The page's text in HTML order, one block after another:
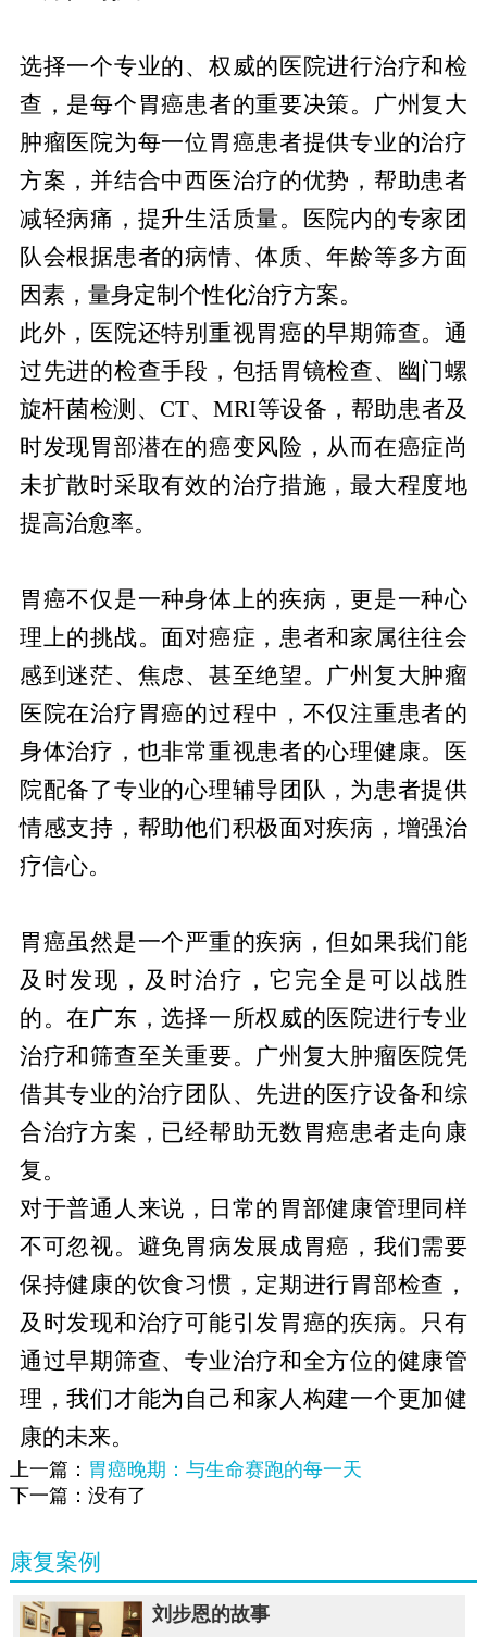
选择一个专业的、权威的医院进行治疗和检
查，是每个胃癌患者的重要决策。广州复大
肿瘤医院为每一位胃癌患者提供专业的治疗
方案，并结合中西医治疗的优势，帮助患者
减轻病痛，提升生活质量。医院内的专家团
队会根据患者的病情、体质、年龄等多方面
因素，量身定制个性化治疗方案。
此外，医院还特别重视胃癌的早期筛查。通
过先进的检查手段，包括胃镜检查、幽门螺
旋杆菌检测、CT、MRI等设备，帮助患者及
时发现胃部潜在的癌变风险，从而在癌症尚
未扩散时采取有效的治疗措施，最大程度地
提高治愈率。
胃癌不仅是一种身体上的疾病，更是一种心
理上的挑战。面对癌症，患者和家属往往会
感到迷茫、焦虑、甚至绝望。广州复大肿瘤
医院在治疗胃癌的过程中，不仅注重患者的
身体治疗，也非常重视患者的心理健康。医
院配备了专业的心理辅导团队，为患者提供
情感支持，帮助他们积极面对疾病，增强治
疗信心。
胃癌虽然是一个严重的疾病，但如果我们能
及时发现，及时治疗，它完全是可以战胜
的。在广东，选择一所权威的医院进行专业
治疗和筛查至关重要。广州复大肿瘤医院凭
借其专业的治疗团队、先进的医疗设备和综
合治疗方案，已经帮助无数胃癌患者走向康
复。
对于普通人来说，日常的胃部健康管理同样
不可忽视。避免胃病发展成胃癌，我们需要
保持健康的饮食习惯，定期进行胃部检查，
及时发现和治疗可能引发胃癌的疾病。只有
通过早期筛查、专业治疗和全方位的健康管
理，我们才能为自己和家人构建一个更加健
康的未来。
上一篇： 胃癌晚期：与生命赛跑的每一天
下一篇：没有了
康复案例
刘步恩的故事